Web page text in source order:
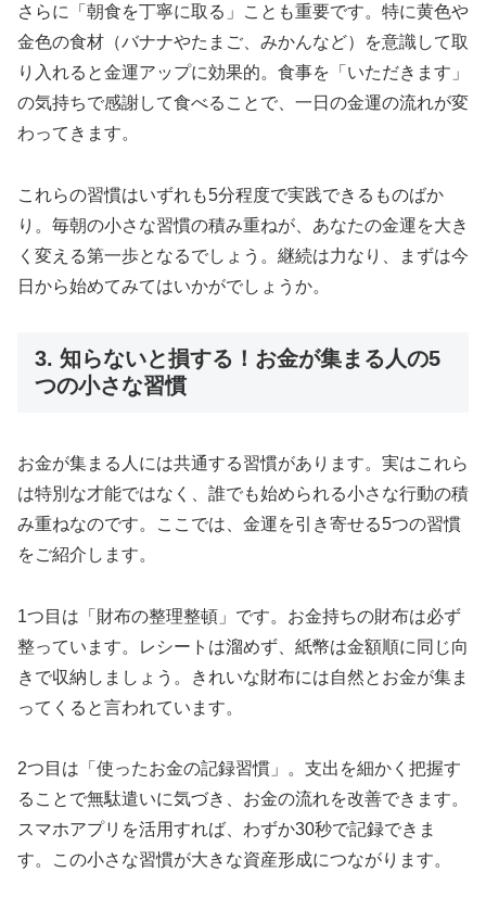
さらに「朝食を丁寧に取る」ことも重要です。特に黄色や
金色の食材（バナナやたまご、みかんなど）を意識して取
り入れると金運アップに効果的。食事を「いただきます」
の気持ちで感謝して食べることで、一日の金運の流れが変
わってきます。
これらの習慣はいずれも5分程度で実践できるものばか
り。毎朝の小さな習慣の積み重ねが、あなたの金運を大き
く変える第一歩となるでしょう。継続は力なり、まずは今
日から始めてみてはいかがでしょうか。
3. 知らないと損する！お金が集まる人の5
つの小さな習慣
お金が集まる人には共通する習慣があります。実はこれら
は特別な才能ではなく、誰でも始められる小さな行動の積
み重ねなのです。ここでは、金運を引き寄せる5つの習慣
をご紹介します。
1つ目は「財布の整理整頓」です。お金持ちの財布は必ず
整っています。レシートは溜めず、紙幣は金額順に同じ向
きで収納しましょう。きれいな財布には自然とお金が集ま
ってくると言われています。
2つ目は「使ったお金の記録習慣」。支出を細かく把握す
ることで無駄遣いに気づき、お金の流れを改善できます。
スマホアプリを活用すれば、わずか30秒で記録できま
す。この小さな習慣が大きな資産形成につながります。